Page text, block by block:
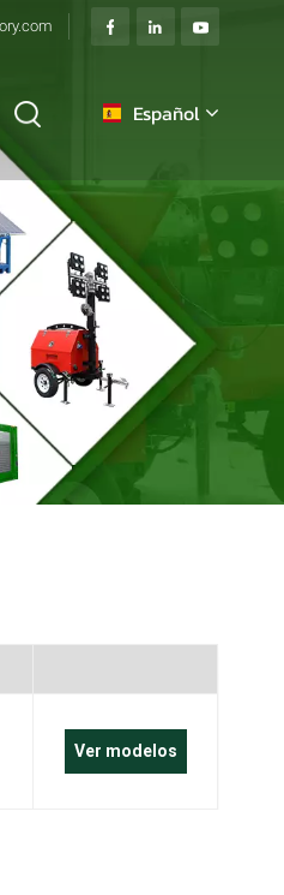
Español
français
Deutsch
italiano
русский
español
Melayu
Ver modelos